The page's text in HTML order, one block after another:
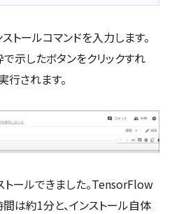
トールコマンドを入力します。
示したボタンをクリックすれ
行されます。
ールできました。TensorFlow
は約1分と、インストール自体